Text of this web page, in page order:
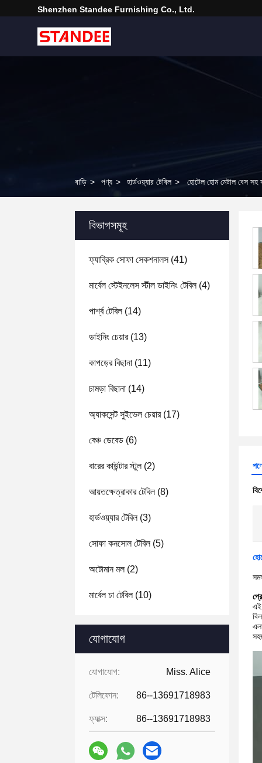
Shenzhen Standee Furnishing Co., Ltd.
বাড়ি > পণ্য > হার্ডওয়্যার টেবিল > হোটেল হোম মেটাল বেস সহ
বিভাগসমূহ
ফ্যাব্রিক সোফা সেকশনালস(41)
মার্বেল স্টেইনলেস স্টীল ডাইনিং টেবিল(4)
পার্শ্ব টেবিল(14)
ডাইনিং চেয়ার(13)
কাপড়ের বিছানা (11)
চামড়া বিছানা (14)
অ্যাকসেন্ট সুইভেল চেয়ার(17)
বেঞ্চ ডেবেড (6)
বারের কাউন্টার স্টুল(2)
আয়তক্ষেত্রাকার টেবিল(8)
হার্ডওয়্যার টেবিল(3)
সোফা কনসোল টেবিল(5)
অটোমান মল(2)
মার্বেল চা টেবিল(10)
যোগাযোগ
যোগাযোগ: Miss. Alice
টেলিফোন: 86--13691718983
ফ্যাক্স: 86--13691718983
এই